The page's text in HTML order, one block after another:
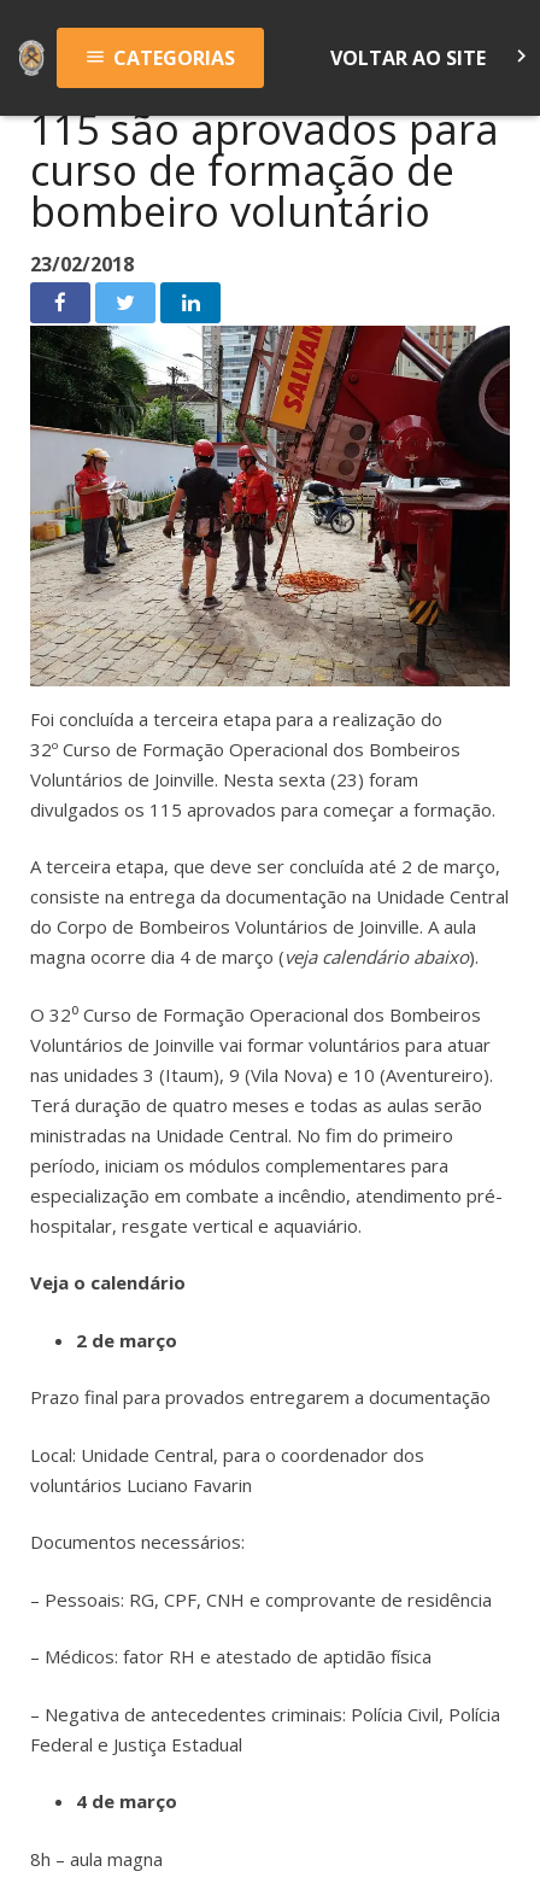
menu CATEGORIAS VOLTAR AO SITE keyboard_arrow_right
115 são aprovados para
curso de formação de
bombeiro voluntário
23/02/2018
Foi concluída a terceira etapa para a realização do
32º Curso de Formação Operacional dos Bombeiros
Voluntários de Joinville. Nesta sexta (23) foram
divulgados os 115 aprovados para começar a formação.
A terceira etapa, que deve ser concluída até 2 de março,
consiste na entrega da documentação na Unidade Central
do Corpo de Bombeiros Voluntários de Joinville. A aula
magna ocorre dia 4 de março (veja calendário abaixo).
O 32⁰ Curso de Formação Operacional dos Bombeiros
Voluntários de Joinville vai formar voluntários para atuar
nas unidades 3 (Itaum), 9 (Vila Nova) e 10 (Aventureiro).
Terá duração de quatro meses e todas as aulas serão
ministradas na Unidade Central. No fim do primeiro
período, iniciam os módulos complementares para
especialização em combate a incêndio, atendimento pré-
hospitalar, resgate vertical e aquaviário.
Veja o calendário
2 de março
Prazo final para provados entregarem a documentação
Local: Unidade Central, para o coordenador dos
voluntários Luciano Favarin
Documentos necessários:
– Pessoais: RG, CPF, CNH e comprovante de residência
– Médicos: fator RH e atestado de aptidão física
– Negativa de antecedentes criminais: Polícia Civil, Polícia
Federal e Justiça Estadual
4 de março
8h – aula magna